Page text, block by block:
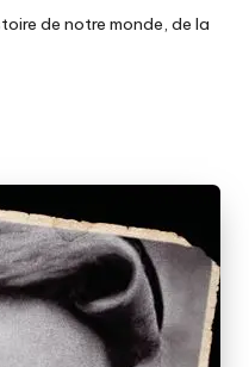
de notre monde, de la